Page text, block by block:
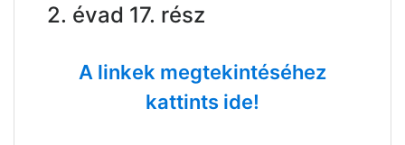
2. évad 17. rész
A linkek megtekintéséhez
kattints ide!